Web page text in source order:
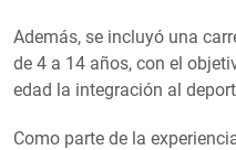
Además, se incluyó una
de 4 a 14 años, con el
edad la integración al
Como parte de la